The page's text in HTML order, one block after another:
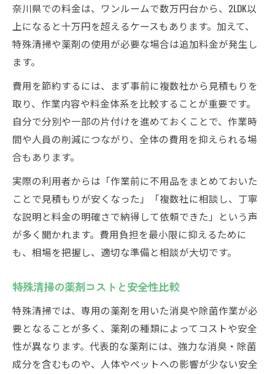
奈川県での料金は、ワンルームで数万円台から、2LDK以
上になると十万円を超えるケースもあります。加えて、
特殊清掃や薬剤の使用が必要な場合は追加料金が発生し
ます。
費用を節約するには、まず事前に複数社から見積もりを
取り、作業内容や料金体系を比較することが重要です。
自分で分別や一部の片付けを進めておくことで、作業時
間や人員の削減につながり、全体の費用を抑えられる場
合もあります。
実際の利用者からは「作業前に不用品をまとめておいた
ことで見積もりが安くなった」「複数社に相談し、丁寧
な説明と料金の明確さで納得して依頼できた」という声
が多く聞かれます。費用負担を最小限に抑えるために
も、相場を把握し、適切な準備と相談が大切です。
特殊清掃の薬剤コストと安全性比較
特殊清掃では、専用の薬剤を用いた消臭や除菌作業が必
要となることが多く、薬剤の種類によってコストや安全
性が異なります。代表的な薬剤には、強力な消臭・除菌
成分を含むものや、人体やペットへの影響が少ない安全